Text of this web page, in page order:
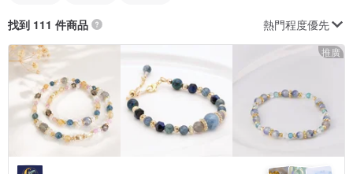
找到 111 件商品 熱門程度優先
推廣